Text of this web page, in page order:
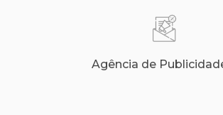
Agência de